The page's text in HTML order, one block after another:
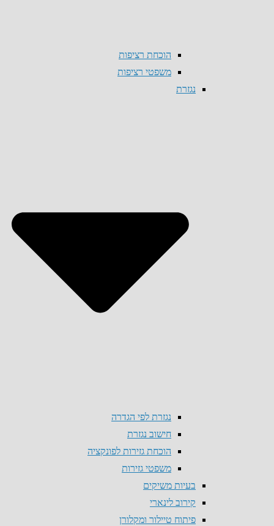
הוכחת רציפות
משפטי רציפות
נגזרת
נגזרת לפי הגדרה
חישוב נגזרת
הוכחת גזירות לפונקציה
משפטי גזירות
בעיות משיקים
קירוב לינארי
פיתוח טיילור ומקלורן